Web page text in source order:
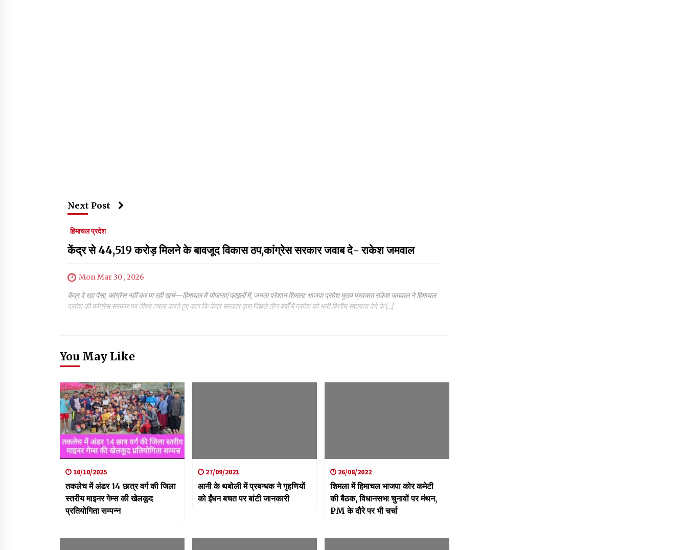
Next Post
हिमाचल प्रदेश
केंद्र से 44,519 करोड़ मिलने के बावजूद विकास ठप,कांग्रेस सरकार जवाब दे- राकेश जमवाल
Mon Mar 30 , 2026
केंद्र दे रहा पैसा, कांग्रेस नहीं कर पा रही खर्च—हिमाचल में योजनाएं फाइलों में, जनता परेशान शिमला: भाजपा प्रदेश मुख्य प्रवक्ता राकेश जमवाल ने हिमाचल
प्रदेश की कांग्रेस सरकार पर तीखा हमला करते हुए कहा कि केंद्र सरकार द्वारा पिछले तीन वर्षों में प्रदेश को भारी वित्तीय सहायता देने के […]
You May Like
10/10/2025
तकलेच में अंडर 14 छात्र वर्ग की जिला
स्तरीय माइनर गेम्स की खेलकूद
प्रतियोगिता सम्पन्न
27/09/2021
आनी के थबोली में प्रबन्धक ने गृहणियों
को ईंधन बचत पर बांटी जानकारी
26/08/2022
शिमला में हिमाचल भाजपा कोर कमेटी
की बैठक, विधानसभा चुनावों पर मंथन,
PM के दौरे पर भी चर्चा